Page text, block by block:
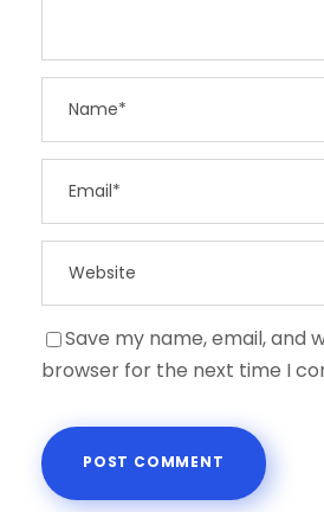
Save my name, email, and
browser for the next time I